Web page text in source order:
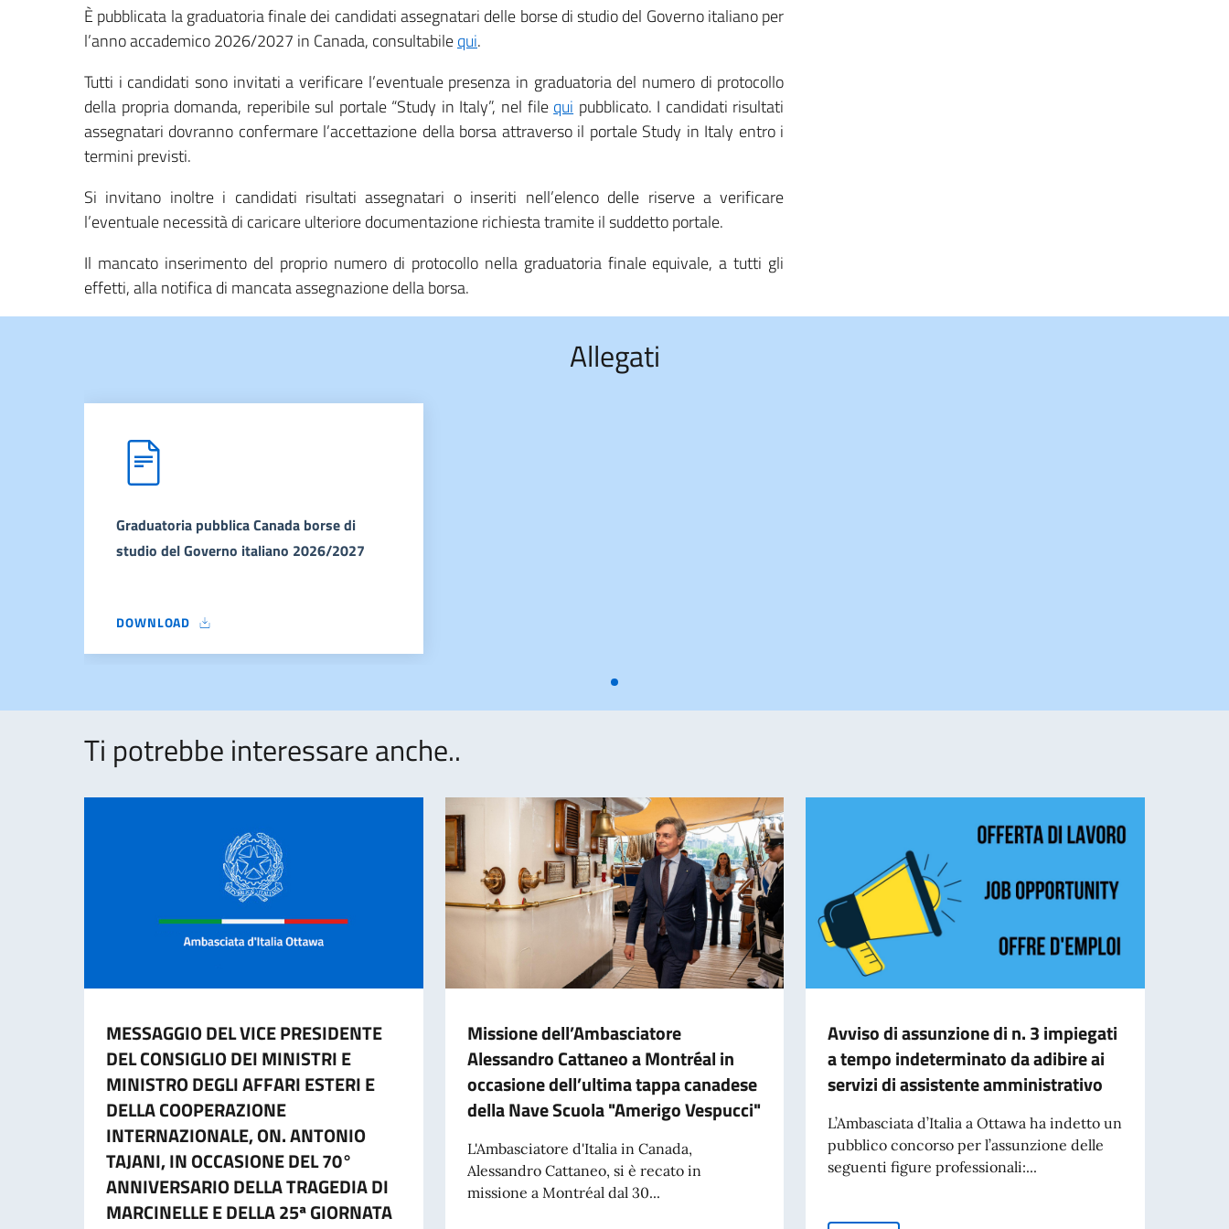
È pubblicata la graduatoria finale dei candidati assegnatari delle borse di studio del Governo italiano per
l’anno accademico 2026/2027 in Canada, consultabilequi.
Tutti i candidati sono invitati a verificare l’eventuale presenza in graduatoria del numero di protocollo
della propria domanda, reperibile sul portale “Study in Italy”, nel filequipubblicato. I candidati risultati
assegnatari dovranno confermare l’accettazione della borsa attraverso il portale Study in Italy entro i
termini previsti.
Si invitano inoltre i candidati risultati assegnatari o inseriti nell’elenco delle riserve a verificare
l’eventuale necessità di caricare ulteriore documentazione richiesta tramite il suddetto portale.
Il mancato inserimento del proprio numero di protocollo nella graduatoria finale equivale, a tutti gli
effetti, alla notifica di mancata assegnazione della borsa.
Allegati
Graduatoria pubblica Canada borse di
studio del Governo italiano 2026/2027
DOWNLOAD
GRADUATORIA PUBBLICA CANADA BORSE DI STUDIO DEL GOVERNO ITALIANO 2026/2027
Ti potrebbe interessare anche..
MESSAGGIO DEL VICE PRESIDENTE
DEL CONSIGLIO DEI MINISTRI E
MINISTRO DEGLI AFFARI ESTERI E
DELLA COOPERAZIONE
INTERNAZIONALE, ON. ANTONIO
TAJANI, IN OCCASIONE DEL 70°
ANNIVERSARIO DELLA TRAGEDIA DI
MARCINELLE E DELLA 25ª GIORNATA
Missione dell’Ambasciatore
Alessandro Cattaneo a Montréal in
occasione dell’ultima tappa canadese
della Nave Scuola "Amerigo Vespucci"
L'Ambasciatore d'Italia in Canada,
Alessandro Cattaneo, si è recato in
missione a Montréal dal 30...
Avviso di assunzione di n. 3 impiegati
a tempo indeterminato da adibire ai
servizi di assistente amministrativo
L’Ambasciata d’Italia a Ottawa ha indetto un
pubblico concorso per l’assunzione delle
seguenti figure professionali:...